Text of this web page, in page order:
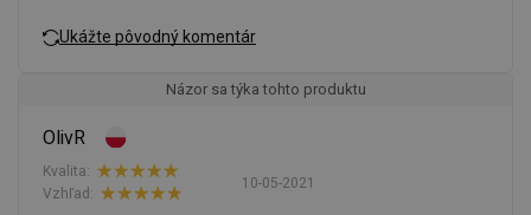
Ukážte pôvodný komentár
Názor sa týka tohto produktu
OlivR
10-05-2021
Kvalita:
Vzhľad: